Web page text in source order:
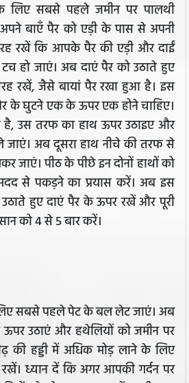
सबसे पहले जमीन पर पालथी
बाएँ पैर को एड़ी के पास से अपनी
रखें कि आपके पैर की एड़ी और दाईं
हो जाएं। अब दाएं पैर को उठाते हुए
रखें, जैसे बायां पैर रखा हुआ है। इस
के घुटने एक के ऊपर एक होने चाहिए।
उस तरफ का हाथ ऊपर उठाइए और
अब दूसरा हाथ नीचे की तरफ से
जाएं। पीठ के पीछे इन दोनों हाथों को
से पकड़ने का प्रयास करें। अब इस
उठाते हुए दाएं पैर के ऊपर रखें और पूरी
को 4 से 5 बार करें।
सबसे पहले पेट के बल लेट जाएं। अब
उठाएं और हथेलियों को जमीन पर
की हड्डी में अधिक मोड़ लाने के लिए
ध्यान दें कि अगर आपकी गर्दन पर